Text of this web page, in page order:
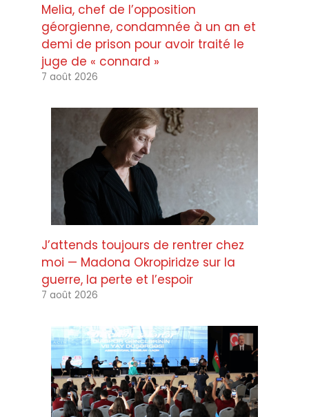
Melia, chef de l’opposition
géorgienne, condamnée à un an et
demi de prison pour avoir traité le
juge de « connard »
7 août 2026
J’attends toujours de rentrer chez
moi — Madona Okropiridze sur la
guerre, la perte et l’espoir
7 août 2026